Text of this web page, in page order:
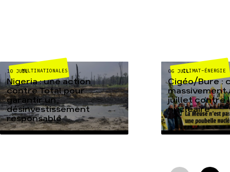
MULTINATIONALES
10 JUIL
Nigeria : une action
contre Total pour
garantir un
désinvestissement
responsable
CLIMAT-ÉNERGIE
06 JUIL
Cigéo/Bure :
massivement
juillet contre
nucléaire